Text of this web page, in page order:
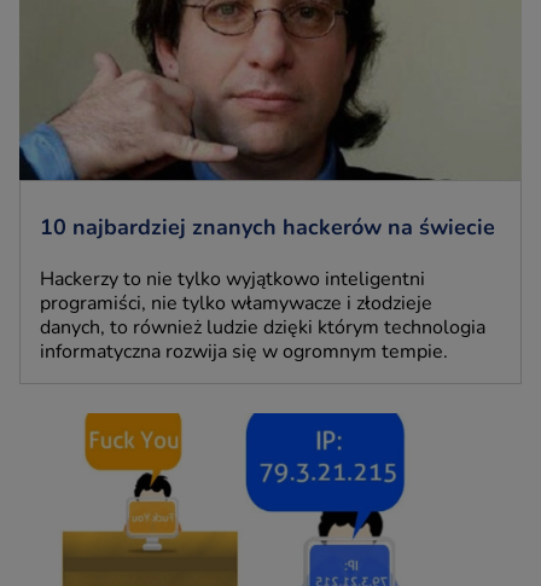
10 najbardziej znanych hackerów na świecie
Hackerzy to nie tylko wyjątkowo inteligentni
programiści, nie tylko włamywacze i złodzieje
danych, to również ludzie dzięki którym technologia
informatyczna rozwija się w ogromnym tempie.